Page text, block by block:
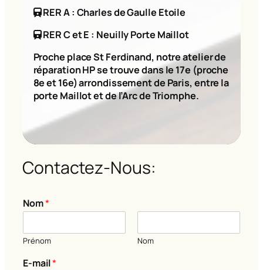
RER A : Charles de Gaulle Etoile
RER C et E : Neuilly Porte Maillot
Proche place St Ferdinand, notre atelier de
réparation HP se trouve dans le 17e (proche
8e et 16e) arrondissement de Paris, entre la
porte Maillot et de l’Arc de Triomphe.
Contactez-Nous:
*
*Nom*
Prénom Nom
E-mail*